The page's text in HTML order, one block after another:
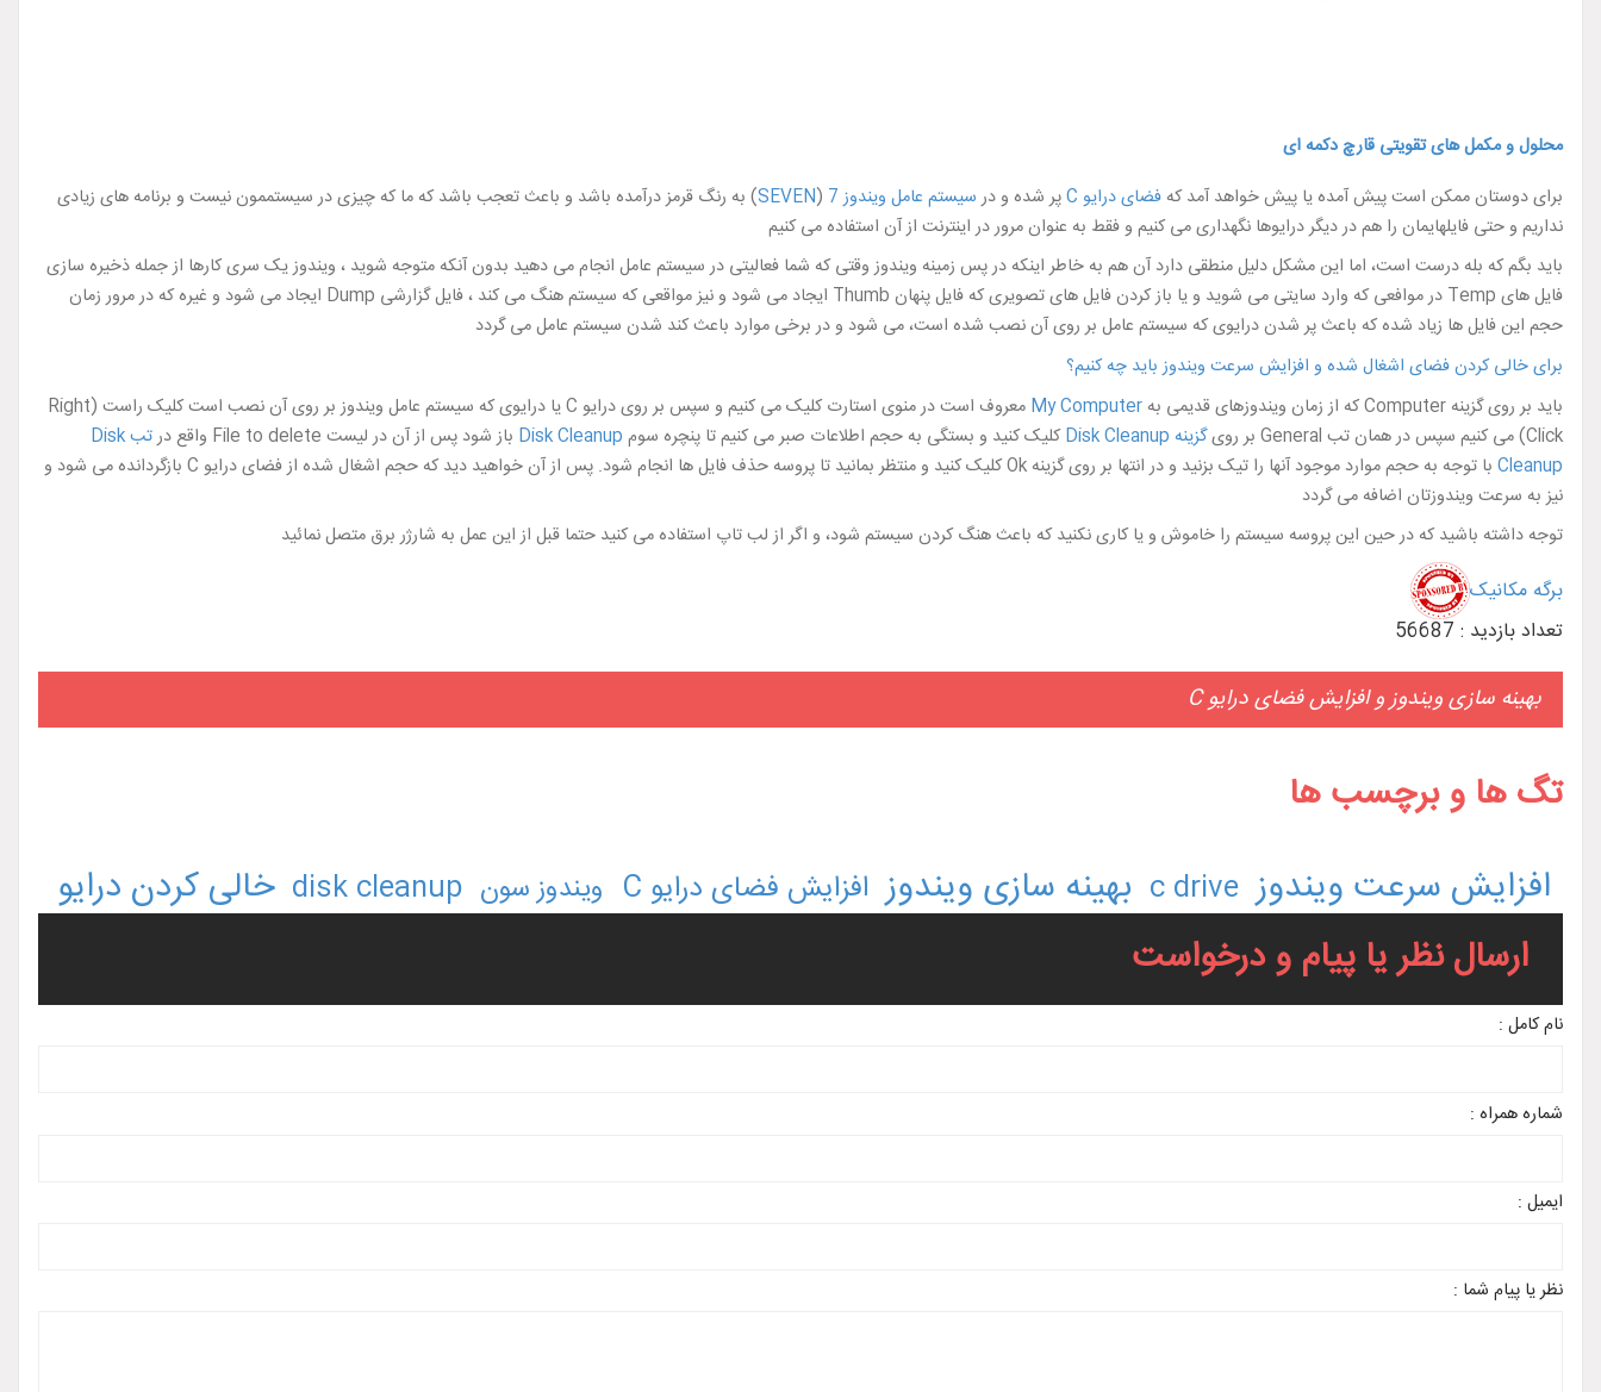
محلول و مکمل های تقویتی قارچ دکمه ای
برای دوستان ممکن است پیش آمده یا پیش خواهد آمد که فضای درایو C پر شده و در سیستم عامل ویندوز 7 (
SEVEN) به رنگ قرمز درآمده باشد و باعث تعجب باشد که ما که چیزی در سیستممون نیست و برنامه های زیادی
نداریم و حتی فایلهایمان را هم در دیگر درایوها نگهداری می کنیم و فقط به عنوان مرور در اینترنت از آن استفاده می کنیم
باید بگم که بله درست است، اما این مشکل دلیل منطقی دارد آن هم به خاطر اینکه در پس زمینه ویندوز وقتی که شما فعالیتی در سیستم عامل انجام می دهید بدون آنکه متوجه شوید ، ویندوز یک سری کارها از جمله ذخیره سازی
فایل های Temp در موافعی که وارد سایتی می شوید و یا باز کردن فایل های تصویری که فایل پنهان Thumb ایجاد می شود و نیز مواقعی که سیستم هنگ می کند ، فایل گزارشی Dump ایجاد می شود و غیره که در مرور زمان
حجم این فایل ها زیاد شده که باعث پر شدن درایوی که سیستم عامل بر روی آن نصب شده است، می شود و در برخی موارد باعث کند شدن سیستم عامل می گردد
برای خالی کردن فضای اشغال شده و افزایش سرعت ویندوز باید چه کنیم؟
باید بر روی گزینه Computer که از زمان ویندوزهای قدیمی به
My Computer
معروف است در منوی استارت کلیک می کنیم و سپس بر روی درایو C یا درایوی که سیستم عامل ویندوز بر روی آن نصب است کلیک راست (Right
Click) می کنیم سپس در همان تب General بر روی
گزینه Disk Cleanup کلیک کنید و بستگی به حجم اطلاعات صبر می کنیم تا پنچره سوم Disk Cleanup باز شود پس از آن در لیست File to delete واقع در
تب Disk
Cleanup
با توجه به حجم موارد موجود آنها را تیک بزنید و در انتها بر روی گزینه Ok کلیک کنید و منتظر بمانید تا پروسه حذف فایل ها انجام شود. پس از آن خواهید دید که حجم اشغال شده از فضای درایو C بازگردانده می شود و
نیز به سرعت ویندوزتان اضافه می گردد
توجه داشته باشید که در حین این پروسه سیستم را خاموش و یا کاری نکنید که باعث هنگ کردن سیستم شود، و اگر از لب تاپ استفاده می کنید حتما قبل از این عمل به شارژر برق متصل نمائید
برگه مکانیک
تعداد بازدید : 56687
بهینه سازی ویندوز و افزایش فضای درایو C
تگ ها و برچسب ها
افزایش سرعت ویندوز c drive بهینه سازی ویندوز افزایش فضای درایو C ویندوز سون disk cleanup خالی کردن درایو
ارسال نظر یا پیام و درخواست
نام کامل :
شماره همراه :
ایمیل :
نظر یا پیام شما :